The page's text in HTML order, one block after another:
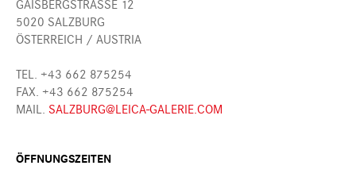
GAISBERGSTRASSE 12
5020 SALZBURG
ÖSTERREICH / AUSTRIA
TEL. +43 662 875254
FAX. +43 662 875254
MAIL. SALZBURG@LEICA-GALERIE.COM
ÖFFNUNGSZEITEN